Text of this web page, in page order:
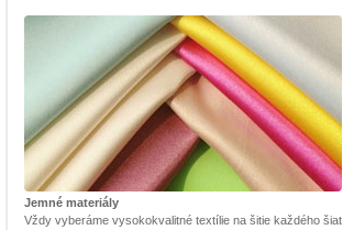
Jemné materiály
Vždy vyberáme vysokokvalitné textílie na šitie každého šiat.